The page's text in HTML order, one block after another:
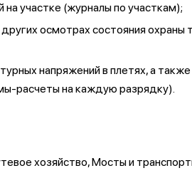
участке (журналы по участкам);
осмотрах состояния
напряжений в плетях, а
расчеты на каждую разрядку).
хозяйство, Мосты и